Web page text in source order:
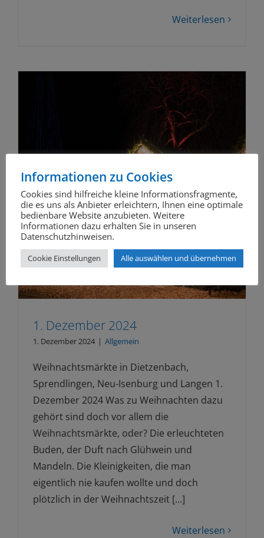
Weiterlesen
1. Dezember 2024
1. Dezember 2024 | Allgemein
Weihnachtsmärkte in Dietzenbach,
Sprendlingen, Neu-Isenburg und Langen 1.
Dezember 2024 Was zu Weihnachten dazu
gehört sind doch vor allem die
Weihnachtsmärkte, oder? Die erleuchteten
Buden, der Duft nach Glühwein und
Mandeln. Die Kleinigkeiten, die man
eigentlich nie kaufen wollte und doch
plötzlich in der Weihnachtszeit [...]
Weiterlesen
Informationen zu Cookies
Cookies sind hilfreiche kleine Informationsfragmente,
die es uns als Anbieter erleichtern, Ihnen eine optimale
bedienbare Website anzubieten. Weitere
Informationen dazu erhalten Sie in unseren
Datenschutzhinweisen.
Cookie Einstellungen Alle auswählen und übernehmen